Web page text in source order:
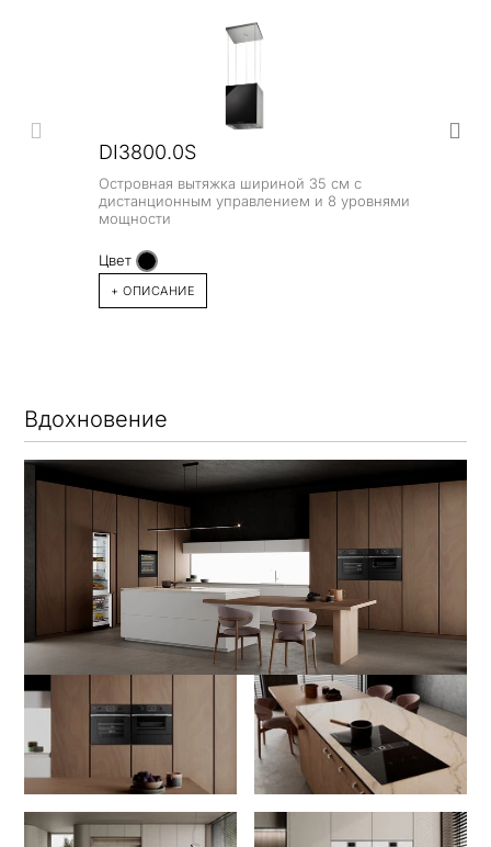
DI3800.0S
Островная вытяжка шириной 35 см с
дистанционным управлением и 8 уровнями
мощности
Цвет
+ ОПИСАНИЕ
Вдохновение